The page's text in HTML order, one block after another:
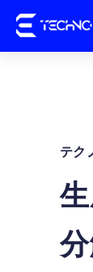
テク